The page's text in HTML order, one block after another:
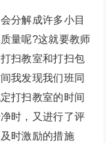
分解成许多小目
量呢?这就要教师
扫教室和打扫包
我发现我们班同
打扫教室的时间
时，又进行了评
时激励的措施